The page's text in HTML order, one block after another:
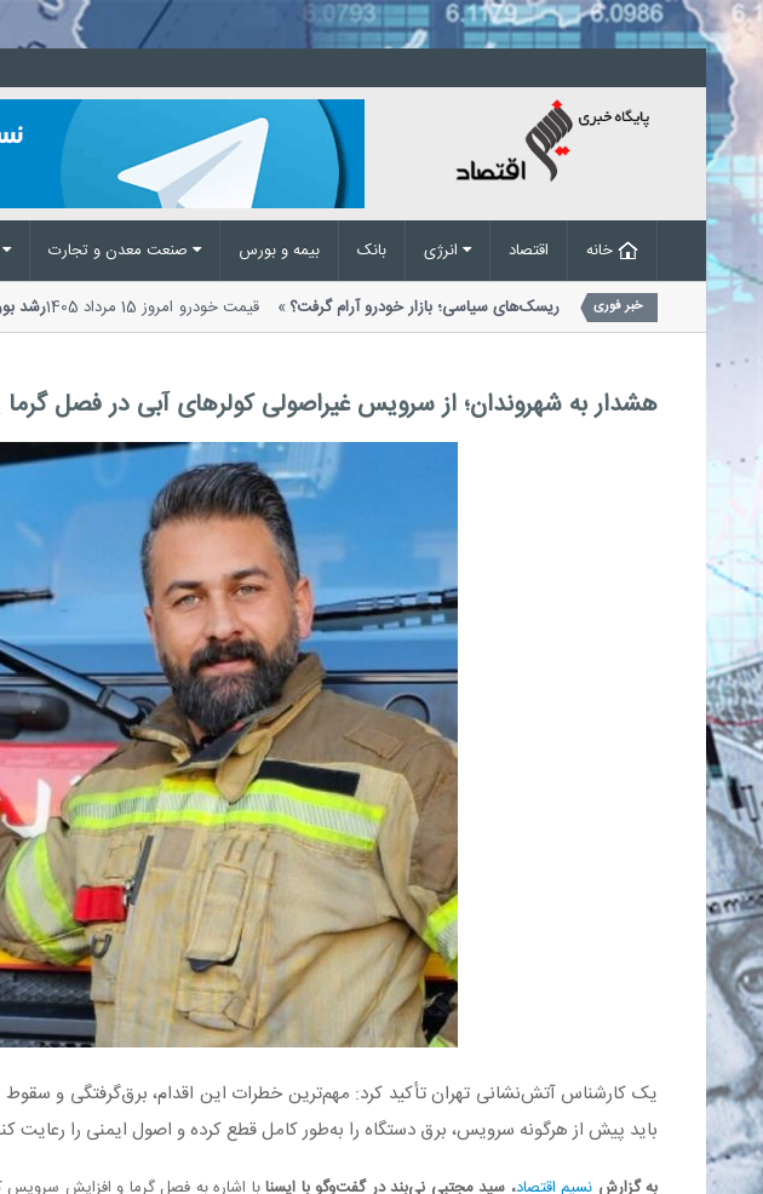
بیمه و بورس بانک اقتصاد
خبر فوری
واکنش قیمت خودرو به ریسک‌های سیاسی؛ بازار خودرو آرام گرفت؟
قیمت خودرو امروز 15 مرداد 1405
از سوی بنگاه‌های معاملاتی اعلام شد....
در
هشدار به شهروندان؛ از سرویس غیراصولی کولرهای آبی در فصل گرما
یک کارشناس آتش‌نشانی تهران تأکید کرد: مهم‌ترین خطرات این اقدام، برق‌گرفتگی و سقوط
باید پیش از هرگونه سرویس، برق دستگاه را به‌طور کامل قطع کرده و اصول ایمنی را رعایت
به گزارش نسیم اقتصاد، سید مجتبی نی‌بند در گفت‌وگو با ایسنابا اشاره به فصل گرما و افزایش سرویس